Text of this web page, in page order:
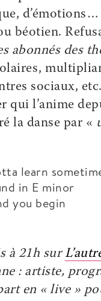
béotien.
abonnés des
sociaux,
qui l’anime
la danse par «
learn
in E minor
you begin
à 21h sur
: artiste,
en « live »